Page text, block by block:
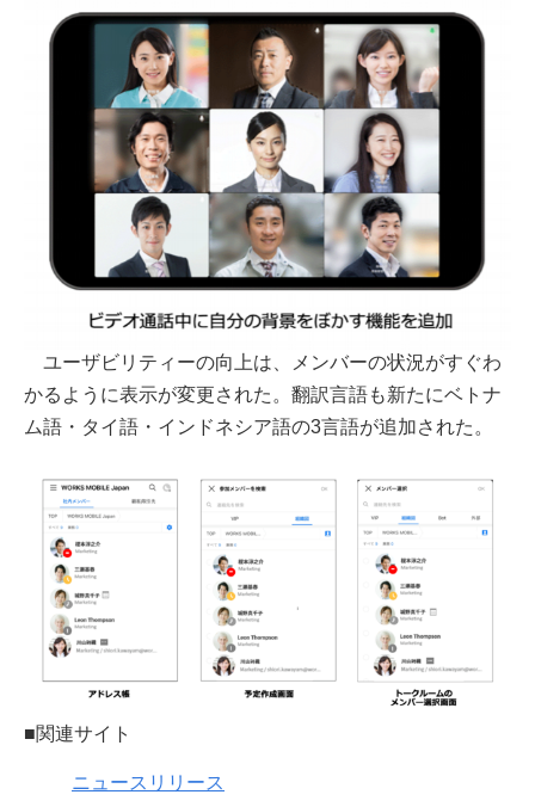
ユーザビリティーの向上は、メンバーの状況がすぐわ
かるように表示が変更された。翻訳言語も新たにベトナ
ム語・タイ語・インドネシア語の3言語が追加された。
■関連サイト
ニュースリリース